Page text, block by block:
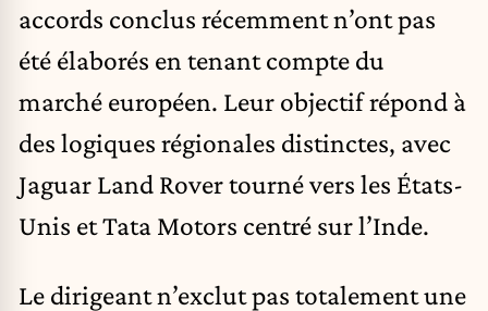
accords conclus récemment n’ont pas
été élaborés en tenant compte du
marché européen. Leur objectif répond à
des logiques régionales distinctes, avec
Jaguar Land Rover tourné vers les États-
Unis et Tata Motors centré sur l’Inde.
Le dirigeant n’exclut pas totalement une